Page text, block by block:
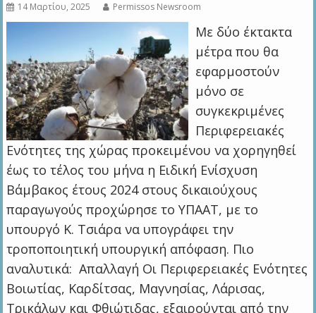
14 Μαρτίου, 2025 Permissos Newsroom
Με δύο έκτακτα
μέτρα που θα
εφαρμοστούν
μόνο σε
συγκεκριμένες
Περιφερειακές
Ενότητες της χώρας προκειμένου να χορηγηθεί
έως το τέλος του μήνα η Ειδική Ενίσχυση
Βάμβακος έτους 2024 στους δικαιούχους
παραγωγούς προχώρησε το ΥΠΑΑΤ, με το
υπουργό Κ. Τσιάρα να υπογράφει την
τροποποιητική υπουργική απόφαση. Πιο
αναλυτικά: Απαλλαγή Οι Περιφερειακές Ενότητες
Βοιωτίας, Καρδίτσας, Μαγνησίας, Λάρισας,
Τρικάλων και Φθιώτιδας, εξαιρούνται από την